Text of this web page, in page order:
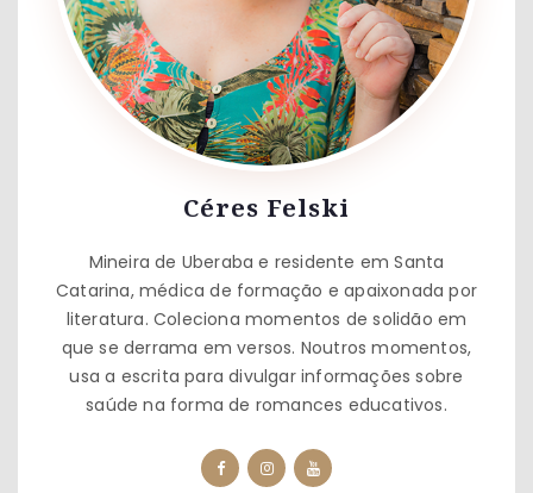
Céres Felski
Mineira de Uberaba e residente em Santa
Catarina, médica de formação e apaixonada por
literatura. Coleciona momentos de solidão em
que se derrama em versos. Noutros momentos,
usa a escrita para divulgar informações sobre
saúde na forma de romances educativos.